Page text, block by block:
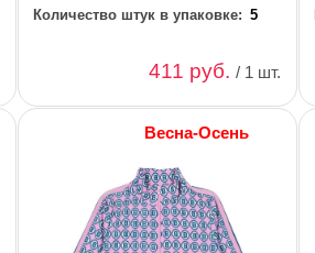
Количество штук в упаковке: 5
411 руб./ 1 шт.
Весна-Осень